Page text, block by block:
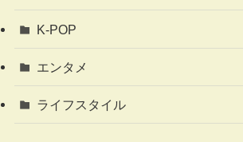
K-POP
エンタメ
ライフスタイル